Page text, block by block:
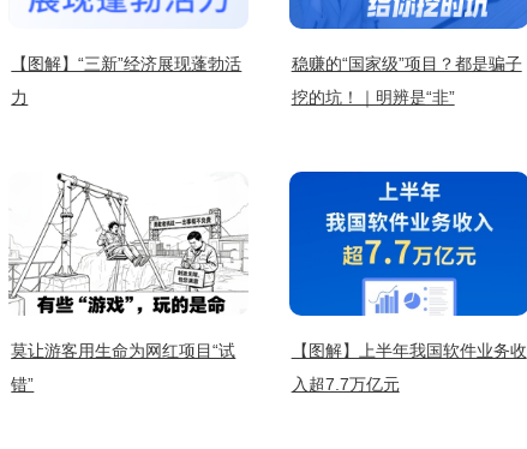
【图解】“三新”经济展现蓬勃活
力
稳赚的“国家级”项目？都是骗子
挖的坑！｜明辨是“非”
莫让游客用生命为网红项目“试
错”
【图解】上半年我国软件业务收
入超7.7万亿元